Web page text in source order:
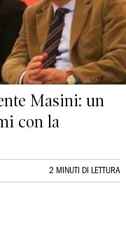
Masini: un
con la
2 MINUTI DI LETTURA